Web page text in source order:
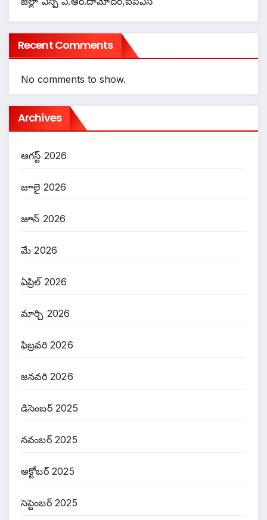
Recent Comments
No comments to show.
Archives
ఆగస్ట్ 2026
జూలై 2026
జూన్ 2026
మే 2026
ఏప్రిల్ 2026
మార్చి 2026
ఫిబ్రవరి 2026
జనవరి 2026
డిసెంబర్ 2025
నవంబర్ 2025
అక్టోబర్ 2025
సెప్టెంబర్ 2025